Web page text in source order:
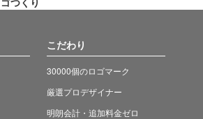
こだわり
30000個のロゴマーク
厳選プロデザイナー
明朗会計・追加料金ゼロ